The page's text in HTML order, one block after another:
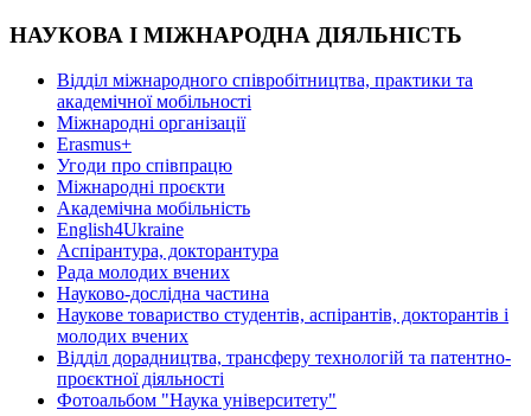
НАУКОВА І МІЖНАРОДНА ДІЯЛЬНІСТЬ
Відділ міжнародного співробітництва, практики та
академічної мобільності
Міжнародні організації
Erasmus+
Угоди про співпрацю
Міжнародні проєкти
Академічна мобільність
English4Ukraine
Аспірантура, докторантура
Рада молодих вчених
Науково-дослідна частина
Наукове товариство студентів, аспірантів, докторантів і
молодих вчених
Відділ дорадництва, трансферу технологій та патентно-
проєктної діяльності
Фотоальбом "Наука університету"